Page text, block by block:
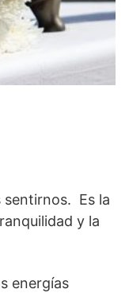
sentirnos. Es la
y la
energías